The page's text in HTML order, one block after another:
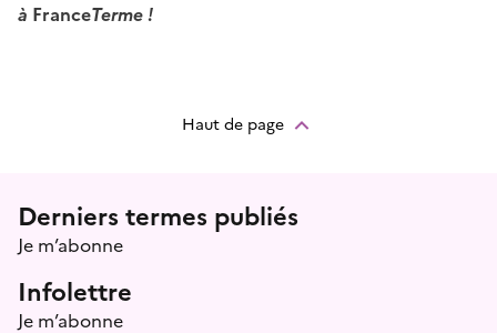
à FranceTerme !
Haut de page
Menu prefooter
Derniers termes publiés
Je m’abonne
Infolettre
Je m’abonne